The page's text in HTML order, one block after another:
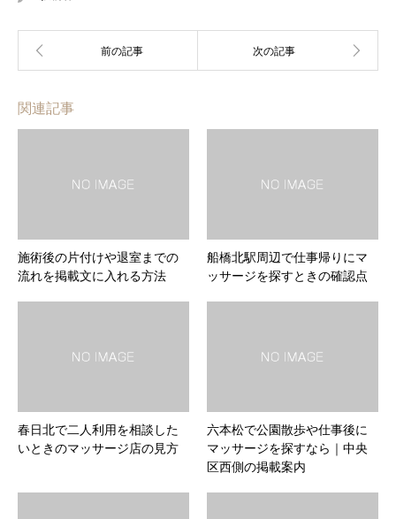
関連記事
施術後の片付けや退室までの
流れを掲載文に入れる方法
船橋北駅周辺で仕事帰りにマ
ッサージを探すときの確認点
春日北で二人利用を相談した
いときのマッサージ店の見方
六本松で公園散歩や仕事後に
マッサージを探すなら｜中央
区西側の掲載案内